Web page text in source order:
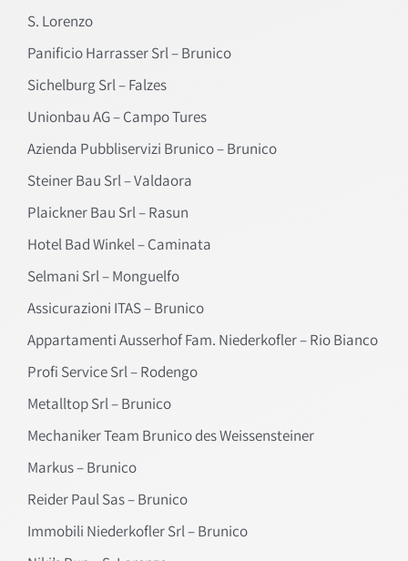
S. Lorenzo
Panificio Harrasser Srl – Brunico
Sichelburg Srl – Falzes
Unionbau AG – Campo Tures
Azienda Pubbliservizi Brunico – Brunico
Steiner Bau Srl – Valdaora
Plaickner Bau Srl – Rasun
Hotel Bad Winkel – Caminata
Selmani Srl – Monguelfo
Assicurazioni ITAS – Brunico
Appartamenti Ausserhof Fam. Niederkofler – Rio Bianco
Profi Service Srl – Rodengo
Metalltop Srl – Brunico
Mechaniker Team Brunico des Weissensteiner
Markus – Brunico
Reider Paul Sas – Brunico
Immobili Niederkofler Srl – Brunico